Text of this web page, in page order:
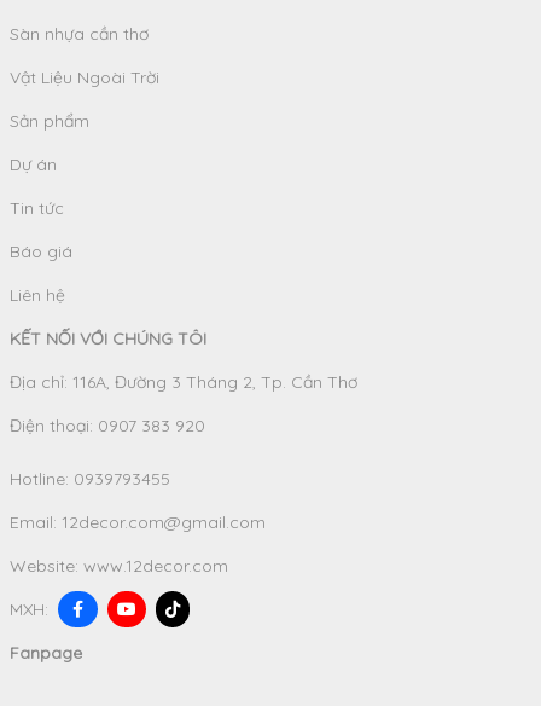
Sàn nhựa cần thơ
Vật Liệu Ngoài Trời
Sản phẩm
Dự án
Tin tức
Báo giá
Liên hệ
KẾT NỐI VỚI CHÚNG TÔI
Địa chỉ: 116A, Đường 3 Tháng 2, Tp. Cần Thơ
Điện thoại: 0907 383 920
Hotline: 0939793455
Email: 12decor.com@gmail.com
Website: www.12decor.com
MXH:
Fanpage